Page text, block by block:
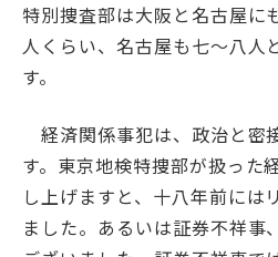
特別捜査部は大阪と名古屋に
人くらい、名古屋も七～八人
す。
経済関係事犯は、政治と密
す。東京地検特捜部が扱った
し上げますと、十八年前には
ました。あるいは証券不祥事